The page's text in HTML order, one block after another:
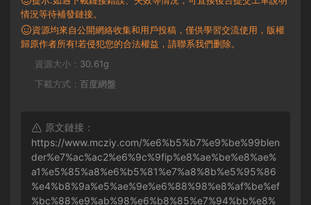
情況等待補發鏈接。
資源均來自公開網絡收集和用戶投稿，僅供學習交流使用，版權
歸原作者所有!若侵犯您的合法權益，請聯系我們删除。
資源大小： 30.61g
下載方式： 百度網盤
原文鏈接：
https://www.mcziy.com/%e6%b5%b7%e9%be%99blen
der%e7%ac%ac2%e6%9c%9fip%e8%ae%be%e8%ae%
a1%e5%85%a8%e6%b5%81%e7%a8%8b%e5%95%86
%e4%b8%9a%e5%ae%9e%e6%88%98%e8%af%be%ef
%bc%88%e9%ab%98%e6%b8%85%e7%94%bb%e8%